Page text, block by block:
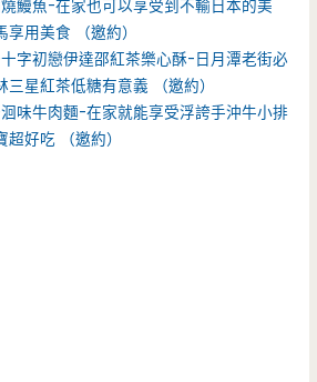
鰻魚-在家也可以享受到不輸日本的美
用美食 （邀約）
字初戀伊達邵紅茶樂心酥-日月潭老街必
星紅茶低糖有意義 （邀約）
味牛肉麵-在家就能享受浮誇手沖牛小排
好吃 （邀約）